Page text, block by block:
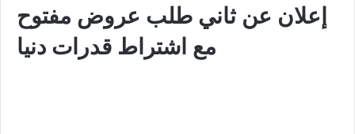
إعلان عن ثاني طلب عروض مفتوح
مع اشتراط قدرات دنيا